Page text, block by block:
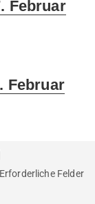
Februar
Februar
Erforderliche Felder